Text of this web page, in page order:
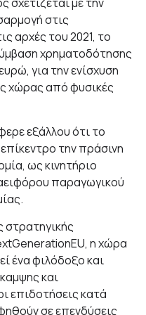
στις
αρχές του 2021, το
χρηματοδότησης
για την ενίσχυση
χώρας από φυσικές
εξάλλου ότι το
την πράσινη
ως κινητήριο
παραγωγικού
στρατηγικής
η χώρα
ένα φιλόδοξο και
και
επιδοτήσεις κατά
σε επενδύσεις